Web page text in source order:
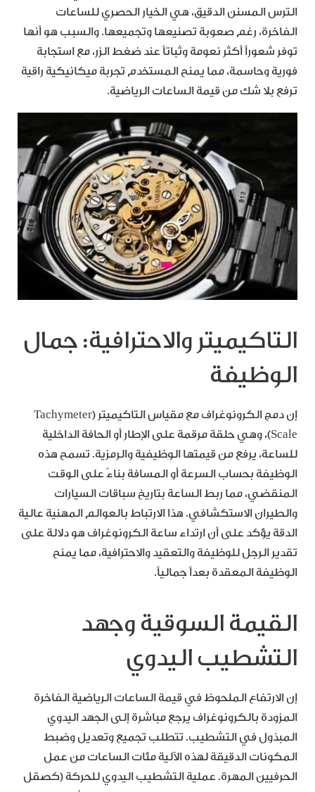
الترس المسنن الدقيق، هي الخيار الحصري للساعات
الفاخرة، رغم صعوبة تصنيعها وتجميعها. والسبب هو أنها
توفر شعوراً أكثر نعومة وثباتاً عند ضغط الزر، مع استجابة
فورية وحاسمة، مما يمنح المستخدم تجربة ميكانيكية راقية
ترفع بلا شك من قيمة الساعات الرياضية.
التاكيميتر والاحترافية: جمال
الوظيفة
إن دمج الكرونوغراف مع مقياس التاكيميتر (Tachymeter
Scale)، وهي حلقة مرقمة على الإطار أو الحافة الداخلية
للساعة، يرفع من قيمتها الوظيفية والرمزية. تسمح هذه
الوظيفة بحساب السرعة أو المسافة بناءً على الوقت
المنقضي، مما ربط الساعة بتاريخ سباقات السيارات
والطيران الاستكشافي. هذا الارتباط بالعوالم المهنية عالية
الدقة يؤكد على أن ارتداء ساعة الكرونوغراف هو دلالة على
تقدير الرجل للوظيفة والتعقيد والاحترافية، مما يمنح
الوظيفة المعقدة بعداً جمالياً.
القيمة السوقية وجهد
التشطيب اليدوي
إن الارتفاع الملحوظ في قيمة الساعات الرياضية الفاخرة
المزودة بالكرونوغراف يرجع مباشرة إلى الجهد اليدوي
المبذول في التشطيب. تتطلب تجميع وتعديل وضبط
المكونات الدقيقة لهذه الآلية مئات الساعات من عمل
الحرفيين المهرة. عملية التشطيب اليدوي للحركة (كصقل